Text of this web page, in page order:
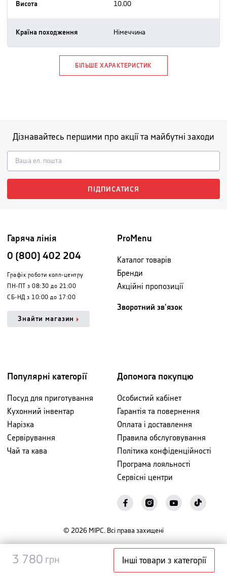
3 780 грн
про наявність
3 780 грн Інші товари з категорії
Висота 10.00
Країна походження німеччина
БІЛЬШЕ ХАРАКТЕРИСТИК
Дізнавайтесь першими про акції та майбутні заходи
ПІДПИСАТИСЯ
Гаряча лінія
0 (800) 402 204
Графік роботи колл-центру
ПН-ПТ з 08:30 до 21:00
СБ-НД з 10:00 до 17:00
Знайти магазин
ProMenu
Каталог товарів
Бренди
Акційні пропозиції
Зворотний зв'язок
Популярні категорії
Посуд для приготування
Кухонний інвентар
Нарізка
Сервірування
Чай та кава
Допомога покупцю
Особистий кабінет
Гарантія та повернення
Оплата і доставлення
Правила обслуговування
Політика конфіденційності
Програма лояльності
Сервісні центри
© 2026 МІРС. Всі права захищені